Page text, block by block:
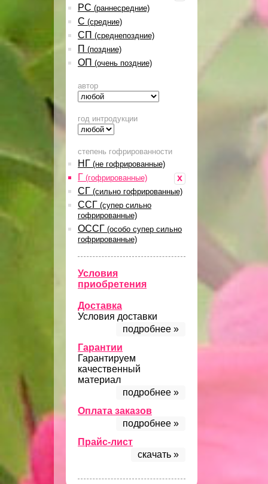
РС (раннесредние)
С (средние)
СП (среднепоздние)
П (поздние)
ОП (очень поздние)
автор
год интродукции
степень гофрированности
НГ (не гофрированные)
x
Г (гофрированные)
СГ (сильно гофрированные)
ССГ (супер сильно
гофрированные)
ОССГ (особо супер сильно
гофрированные)
Условия
приобретения
Доставка
Условия доставки
подробнее »
Гарантии
Гарантируем
качественный
материал
подробнее »
Оплата заказов
подробнее »
Прайс-лист
скачать »